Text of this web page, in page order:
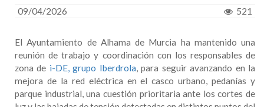
09/04/2026 521
El Ayuntamiento de Alhama de Murcia ha mantenido una
reunión de trabajo y coordinación con los responsables de
zona de i-DE, grupo Iberdrola, para seguir avanzando en la
mejora de la red eléctrica en el casco urbano, pedanías y
parque industrial, una cuestión prioritaria ante los cortes de